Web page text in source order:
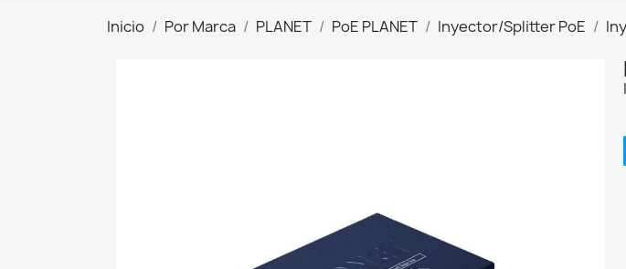
Inicio Por Marca PLANET PoE PLANET Inyector/Splitter PoE